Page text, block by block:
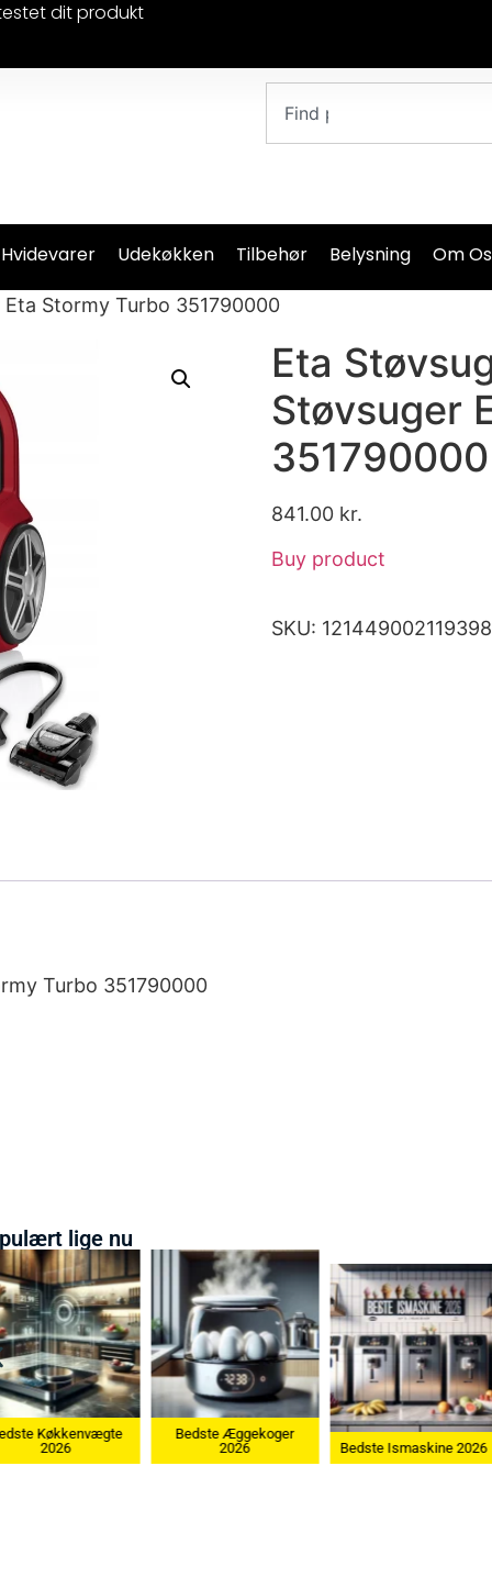
dit produkt
Udekøkken Tilbehør Belysning Om Os
Stormy Turbo 351790000
Eta
Støvsuger
351790000
841.00 kr.
Buy product
SKU:
Turbo 351790000
lige nu
Køkkenvægte
2026
Bedste Æggekoger
2026
Bedste Ismaskine 2026